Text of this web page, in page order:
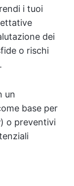
i tuoi
dei
o rischi
un
base per
o preventivi